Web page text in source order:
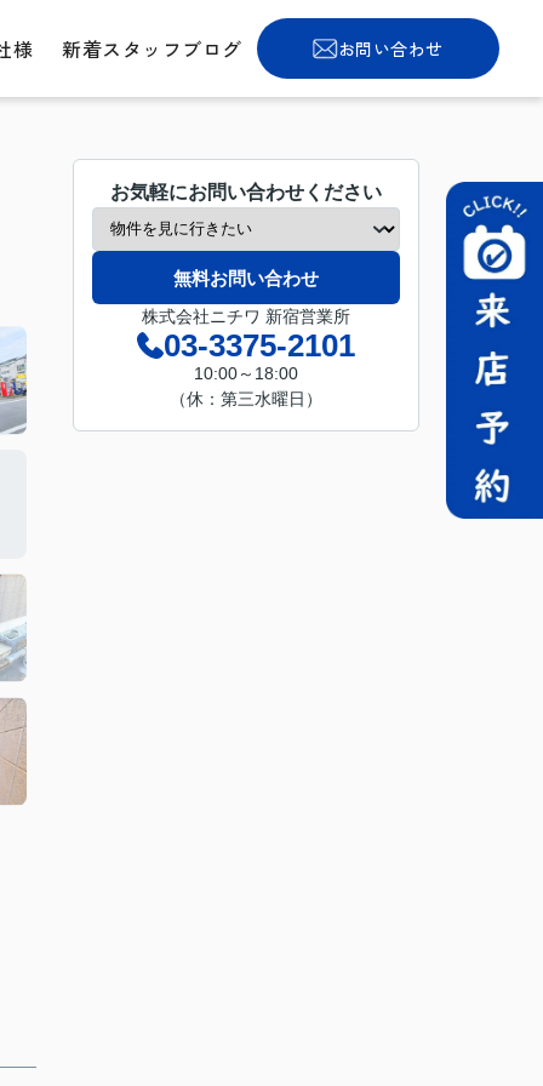
様 新着スタッフブログ お問い合わせ
お気軽にお問い合わせください
無料お問い合わせ
株式会社ニチワ 新宿営業所
03-3375-2101
10:00～18:00
（休：第三水曜日）